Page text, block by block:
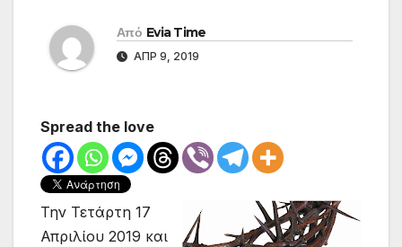
Από Evia Time
ΑΠΡ 9, 2019
Spread the love
Την Τετάρτη 17
Απριλίου 2019 και